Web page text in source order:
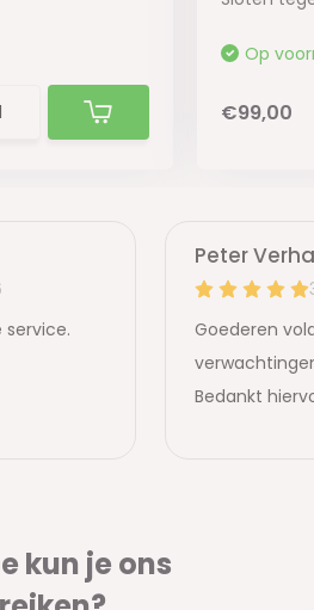
Op
€99,00
kun je ons